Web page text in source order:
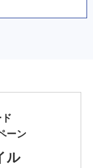
ーン
ル